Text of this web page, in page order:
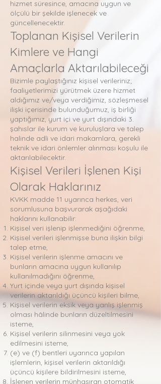
hizmet süresince, amacına uygun ve
ölçülü bir şekilde işlenecek ve
güncellenecektir.
Toplanan Kişisel Verilerin
Kimlere ve Hangi
Amaçlarla Aktarılabileceği
Bizimle paylaştığınız kişisel verileriniz;
faaliyetlerimizi yürütmek üzere hizmet
aldığımız ve/veya verdiğimiz, sözleşmesel
ilişki içerisinde bulunduğumuz, iş birliği
yaptığımız, yurt içi ve yurt dışındaki 3.
şahıslar ile kurum ve kuruluşlara ve talep
halinde adli ve idari makamlara, gerekli
teknik ve idari önlemler alınması koşulu ile
aktarılabilecektir.
Kişisel Verileri İşlenen Kişi
Olarak Haklarınız
KVKK madde 11 uyarınca herkes, veri
sorumlusuna başvurarak aşağıdaki
haklarını kullanabilir:
Kişisel veri işlenip işlenmediğini öğrenme,
Kişisel verileri işlenmişse buna ilişkin bilgi
talep etme,
Kişisel verilerin işlenme amacını ve
bunların amacına uygun kullanılıp
kullanılmadığını öğrenme,
Yurt içinde veya yurt dışında kişisel
verilerin aktarıldığı üçüncü kişileri bilme,
Kişisel verilerin eksik veya yanlış işlenmiş
olması hâlinde bunların düzeltilmesini
isteme,
Kişisel verilerin silinmesini veya yok
edilmesini isteme,
(e) ve (f) bentleri uyarınca yapılan
işlemlerin, kişisel verilerin aktarıldığı
üçüncü kişilere bildirilmesini isteme,
İşlenen verilerin münhasıran otomatik